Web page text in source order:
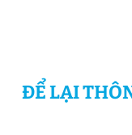
ĐỂ LẠI